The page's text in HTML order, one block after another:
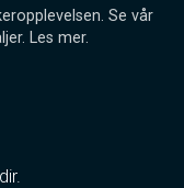
Se vår
Les mer.